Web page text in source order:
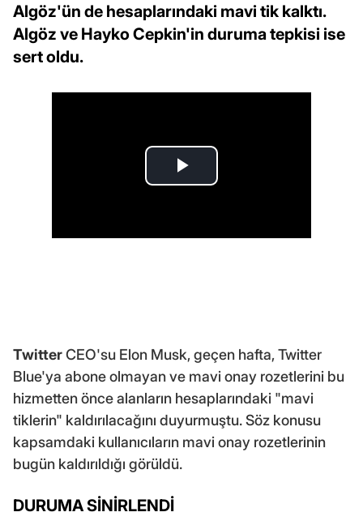
Algöz'ün de hesaplarındaki mavi tik kalktı.
Algöz ve Hayko Cepkin'in duruma tepkisi ise
sert oldu.
TwitterCEO'su Elon Musk, geçen hafta, Twitter
Blue'ya abone olmayan ve mavi onay rozetlerini bu
hizmetten önce alanların hesaplarındaki "mavi
tiklerin" kaldırılacağını duyurmuştu. Söz konusu
kapsamdaki kullanıcıların mavi onay rozetlerinin
bugün kaldırıldığı görüldü.
DURUMA SİNİRLENDİ